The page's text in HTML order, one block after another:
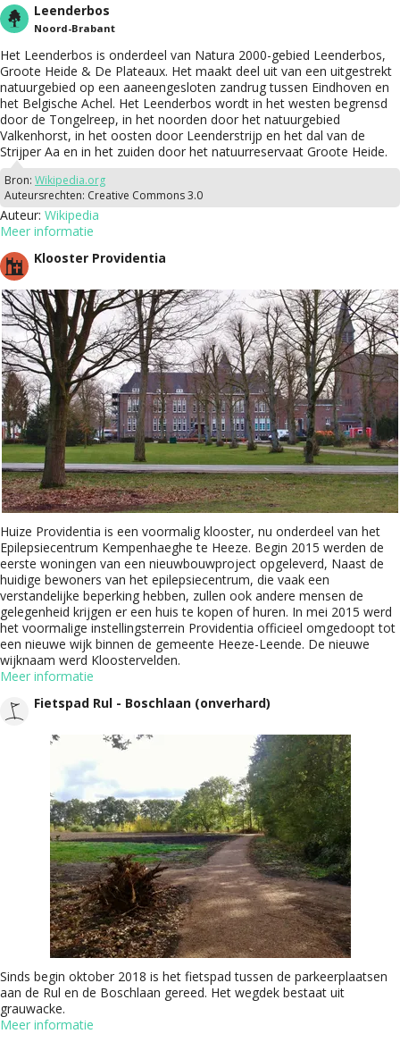
Leenderbos
Noord-Brabant
Het Leenderbos is onderdeel van Natura 2000-gebied Leenderbos,
Groote Heide & De Plateaux. Het maakt deel uit van een uitgestrekt
natuurgebied op een aaneengesloten zandrug tussen Eindhoven en
het Belgische Achel. Het Leenderbos wordt in het westen begrensd
door de Tongelreep, in het noorden door het natuurgebied
Valkenhorst, in het oosten door Leenderstrijp en het dal van de
Strijper Aa en in het zuiden door het natuurreservaat Groote Heide.
Bron: Wikipedia.org
Auteursrechten: Creative Commons 3.0
Auteur: Wikipedia
Meer informatie
Klooster Providentia
Huize Providentia is een voormalig klooster, nu onderdeel van het
Epilepsiecentrum Kempenhaeghe te Heeze. Begin 2015 werden de
eerste woningen van een nieuwbouwproject opgeleverd, Naast de
huidige bewoners van het epilepsiecentrum, die vaak een
verstandelijke beperking hebben, zullen ook andere mensen de
gelegenheid krijgen er een huis te kopen of huren. In mei 2015 werd
het voormalige instellingsterrein Providentia officieel omgedoopt tot
een nieuwe wijk binnen de gemeente Heeze-Leende. De nieuwe
wijknaam werd Kloostervelden.
Meer informatie
Fietspad Rul - Boschlaan (onverhard)
Sinds begin oktober 2018 is het fietspad tussen de parkeerplaatsen
aan de Rul en de Boschlaan gereed. Het wegdek bestaat uit
grauwacke.
Meer informatie